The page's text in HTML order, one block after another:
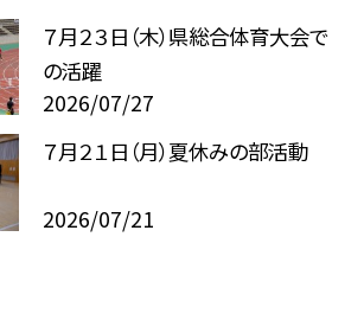
７月２３日（木）県総合体育大会で
の活躍
2026/07/27
７月２１日（月）夏休みの部活動
2026/07/21